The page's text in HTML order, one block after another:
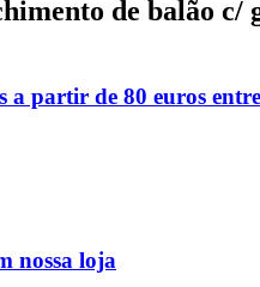
de balão c/
a partir de 80 euros
nossa loja